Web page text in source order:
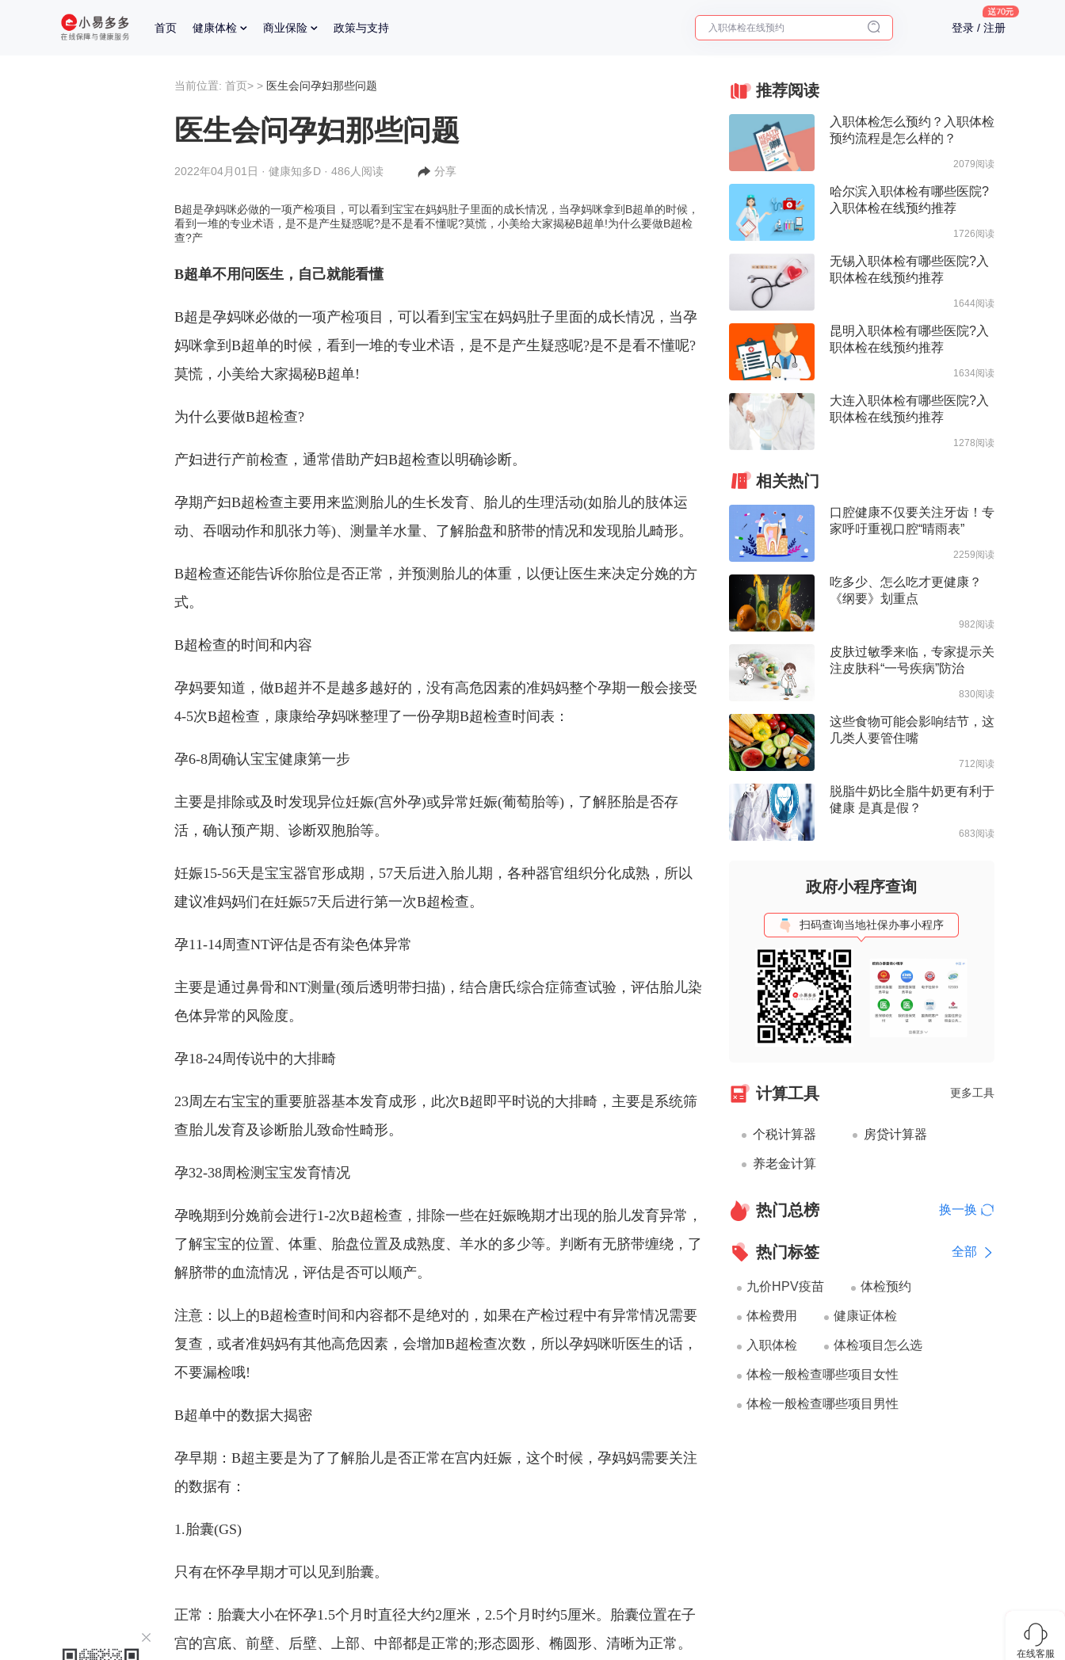
首页 健康体检 商业保险 政策与支持 2025年了，给父母预约体检 登录 / 注册
在线客服
当前位置: 首页> > 医生会问孕妇那些问题
医生会问孕妇那些问题
2022年04月01日 · 健康知多D · 486人阅读 分享
B超是孕妈咪必做的一项产检项目，可以看到宝宝在妈妈肚子里面的成长情况，当孕妈咪拿到B超单的时候，
看到一堆的专业术语，是不是产生疑惑呢?是不是看不懂呢?莫慌，小美给大家揭秘B超单!为什么要做B超检
查?产
B超单不用问医生，自己就能看懂
B超是孕妈咪必做的一项产检项目，可以看到宝宝在妈妈肚子里面的成长情况，当孕
妈咪拿到B超单的时候，看到一堆的专业术语，是不是产生疑惑呢?是不是看不懂呢?
莫慌，小美给大家揭秘B超单!
为什么要做B超检查?
产妇进行产前检查，通常借助产妇B超检查以明确诊断。
孕期产妇B超检查主要用来监测胎儿的生长发育、胎儿的生理活动(如胎儿的肢体运
动、吞咽动作和肌张力等)、测量羊水量、了解胎盘和脐带的情况和发现胎儿畸形。
B超检查还能告诉你胎位是否正常，并预测胎儿的体重，以便让医生来决定分娩的方
式。
B超检查的时间和内容
孕妈要知道，做B超并不是越多越好的，没有高危因素的准妈妈整个孕期一般会接受
4-5次B超检查，康康给孕妈咪整理了一份孕期B超检查时间表：
孕6-8周确认宝宝健康第一步
主要是排除或及时发现异位妊娠(宫外孕)或异常妊娠(葡萄胎等)，了解胚胎是否存
活，确认预产期、诊断双胞胎等。
妊娠15-56天是宝宝器官形成期，57天后进入胎儿期，各种器官组织分化成熟，所以
建议准妈妈们在妊娠57天后进行第一次B超检查。
孕11-14周查NT评估是否有染色体异常
主要是通过鼻骨和NT测量(颈后透明带扫描)，结合唐氏综合症筛查试验，评估胎儿染
色体异常的风险度。
孕18-24周传说中的大排畸
23周左右宝宝的重要脏器基本发育成形，此次B超即平时说的大排畸，主要是系统筛
查胎儿发育及诊断胎儿致命性畸形。
孕32-38周检测宝宝发育情况
孕晚期到分娩前会进行1-2次B超检查，排除一些在妊娠晚期才出现的胎儿发育异常，
了解宝宝的位置、体重、胎盘位置及成熟度、羊水的多少等。判断有无脐带缠绕，了
解脐带的血流情况，评估是否可以顺产。
注意：以上的B超检查时间和内容都不是绝对的，如果在产检过程中有异常情况需要
复查，或者准妈妈有其他高危因素，会增加B超检查次数，所以孕妈咪听医生的话，
不要漏检哦!
B超单中的数据大揭密
孕早期：B超主要是为了了解胎儿是否正常在宫内妊娠，这个时候，孕妈妈需要关注
的数据有：
1.胎囊(GS)
只有在怀孕早期才可以见到胎囊。
正常：胎囊大小在怀孕1.5个月时直径大约2厘米，2.5个月时约5厘米。胎囊位置在子
宫的宫底、前壁、后壁、上部、中部都是正常的;形态圆形、椭圆形、清晰为正常。
推荐阅读
入职体检怎么预约？入职体检
预约流程是怎么样的？
2079阅读
哈尔滨入职体检有哪些医院?
入职体检在线预约推荐
1726阅读
无锡入职体检有哪些医院?入
职体检在线预约推荐
1644阅读
昆明入职体检有哪些医院?入
职体检在线预约推荐
1634阅读
大连入职体检有哪些医院?入
职体检在线预约推荐
1278阅读
相关热门
口腔健康不仅要关注牙齿！专
家呼吁重视口腔“晴雨表”
2259阅读
吃多少、怎么吃才更健康？
《纲要》划重点
982阅读
皮肤过敏季来临，专家提示关
注皮肤科“一号疾病”防治
830阅读
这些食物可能会影响结节，这
几类人要管住嘴
712阅读
脱脂牛奶比全脂牛奶更有利于
健康 是真是假？
683阅读
政府小程序查询
扫码查询当地社保办事小程序
计算工具 更多工具
个税计算器 房贷计算器
养老金计算
热门总榜 换一换
热门标签 全部
九价HPV疫苗 体检预约
体检费用 健康证体检
入职体检 体检项目怎么选
体检一般检查哪些项目女性
体检一般检查哪些项目男性